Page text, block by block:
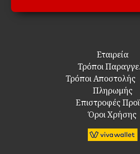
Εταιρεία
Τρόποι
Τρόποι
Πληρωμής
Επιστροφές
Όροι Χρήσης